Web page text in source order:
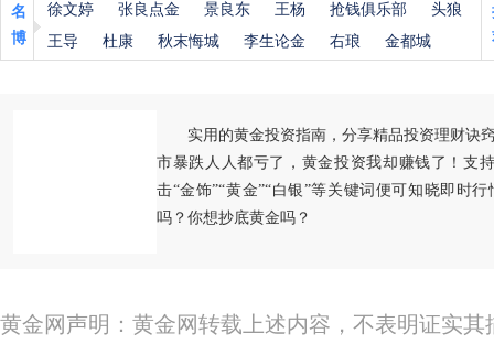
名
博
徐文婷 张良点金 景良东 王杨 抢钱俱乐部
头狼
王导
杜康 秋末悔城 李生论金 右琅 金都城
实用的黄金投资指南，分享精品投资理财诀
市暴跌人人都亏了，黄金投资我却赚钱了！支
击“金饰”“黄金”“白银”等关键词便可知晓即时
吗？你想抄底黄金吗？
黄金网声明：黄金网转载上述内容，不表明证实